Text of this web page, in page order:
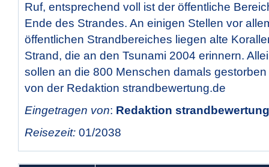
Ruf, entsprechend voll ist der öffentliche
Ende des Strandes. An einigen Stellen vor
öffentlichen Strandbereiches liegen alte
Strand, die an den Tsunami 2004 erinnern.
sollen an die 800 Menschen damals
von der Redaktion strandbewertung.de
Eingetragen von: Redaktion
Reisezeit: 01/2038